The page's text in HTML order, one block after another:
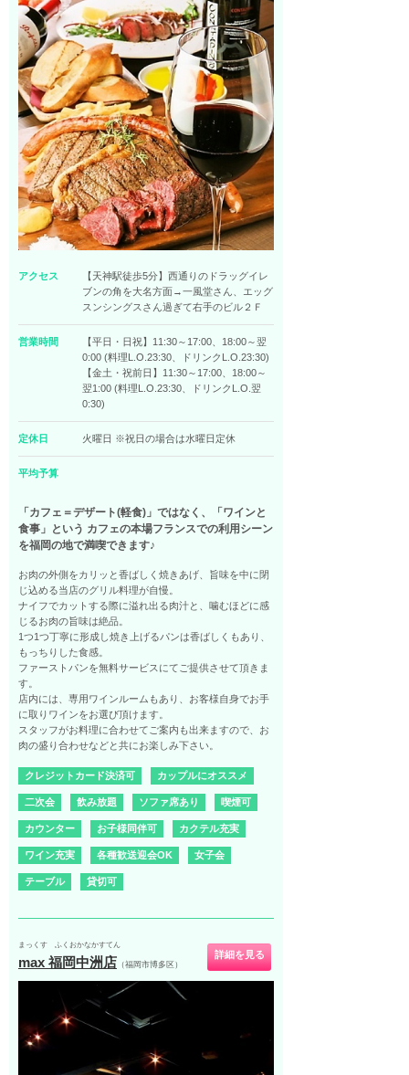
アクセス
【天神駅徒歩5分】西通りのドラッグイレ
ブンの角を大名方面→一風堂さん、エッグ
スンシングスさん過ぎて右手のビル２Ｆ
営業時間
【平日・日祝】11:30～17:00、18:00～翌
0:00 (料理L.O.23:30、ドリンクL.O.23:30)
【金土・祝前日】11:30～17:00、18:00～
翌1:00 (料理L.O.23:30、ドリンクL.O.翌
0:30)
定休日 火曜日 ※祝日の場合は水曜日定休
平均予算
「カフェ＝デザート(軽食)」ではなく、「ワインと
食事」という カフェの本場フランスでの利用シーン
を福岡の地で満喫できます♪
お肉の外側をカリッと香ばしく焼きあげ、旨味を中に閉
じ込める当店のグリル料理が自慢。
ナイフでカットする際に溢れ出る肉汁と、噛むほどに感
じるお肉の旨味は絶品。
1つ1つ丁寧に形成し焼き上げるパンは香ばしくもあり、
もっちりした食感。
ファーストパンを無料サービスにてご提供させて頂きま
す。
店内には、専用ワインルームもあり、お客様自身でお手
に取りワインをお選び頂けます。
スタッフがお料理に合わせてご案内も出来ますので、お
肉の盛り合わせなどと共にお楽しみ下さい。
クレジットカード決済可 カップルにオススメ
二次会 飲み放題 ソファ席あり 喫煙可
カウンター お子様同伴可 カクテル充実
ワイン充実 各種歓送迎会OK 女子会
テーブル 貸切可
まっくす ふくおかなかすてん
max 福岡中洲店 （福岡市博多区）
詳細を見る